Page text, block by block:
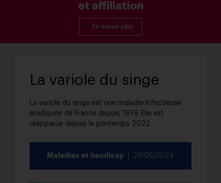
et affiliation
En savoir plus
La variole du singe
La variole du singe est une maladie infectieuse
éradiquée de France depuis 1979. Elle est
réapparue depuis le printemps 2022.
Maladies et handicap 29/05/2024